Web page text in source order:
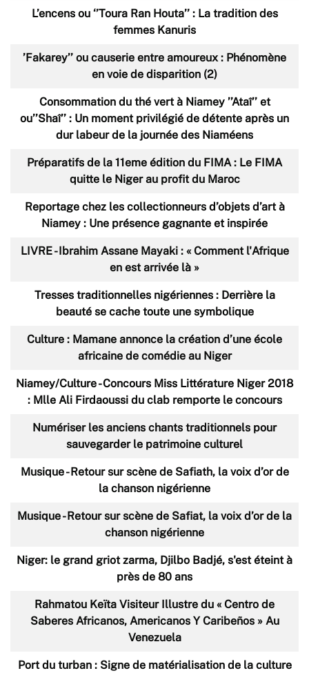
L’encens ou ‘’Toura Ran Houta’’ : La tradition des
femmes Kanuris
’Fakarey’’ ou causerie entre amoureux : Phénomène
en voie de disparition (2)
Consommation du thé vert à Niamey ’’Ataî’’ et
ou’’Shaî’’ : Un moment privilégié de détente après un
dur labeur de la journée des Niaméens
Préparatifs de la 11eme édition du FIMA : Le FIMA
quitte le Niger au profit du Maroc
Reportage chez les collectionneurs d’objets d’art à
Niamey : Une présence gagnante et inspirée
LIVRE - Ibrahim Assane Mayaki : « Comment l'Afrique
en est arrivée là »
Tresses traditionnelles nigériennes : Derrière la
beauté se cache toute une symbolique
Culture : Mamane annonce la création d’une école
africaine de comédie au Niger
Niamey/Culture - Concours Miss Littérature Niger 2018
: Mlle Ali Firdaoussi du clab remporte le concours
Numériser les anciens chants traditionnels pour
sauvegarder le patrimoine culturel
Musique - Retour sur scène de Safiath, la voix d’or de
la chanson nigérienne
Musique - Retour sur scène de Safiat, la voix d’or de la
chanson nigérienne
Niger: le grand griot zarma, Djilbo Badjé, s'est éteint à
près de 80 ans
Rahmatou Keïta Visiteur Illustre du « Centro de
Saberes Africanos, Americanos Y Caribeños » Au
Venezuela
Port du turban : Signe de matérialisation de la culture